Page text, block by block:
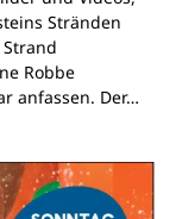
Stränden
Robbe
anfassen. Der…